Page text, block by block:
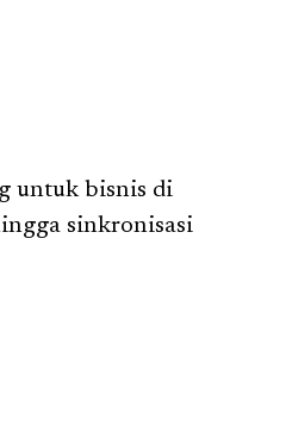
untuk bisnis di
sinkronisasi